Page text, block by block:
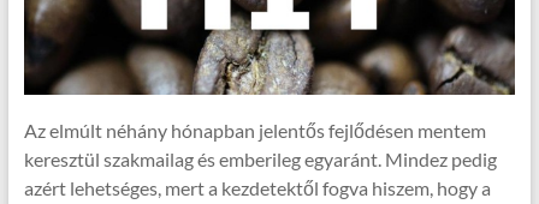
Az elmúlt néhány hónapban jelentős fejlődésen mentem
keresztül szakmailag és emberileg egyaránt. Mindez pedig
azért lehetséges, mert a kezdetektől fogva hiszem, hogy a